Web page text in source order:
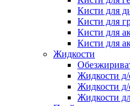
Кисти для
Кисти для
Кисти для
Кисти для
Жидкости
Жидкости д/
Жидкости д/
Жидкости